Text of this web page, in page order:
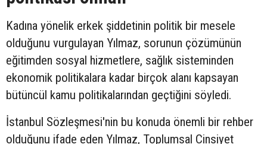
Kadına yönelik erkek şiddetinin politik bir mesele
olduğunu vurgulayan Yılmaz, sorunun çözümünün
eğitimden sosyal hizmetlere, sağlık sisteminden
ekonomik politikalara kadar birçok alanı kapsayan
bütüncül kamu politikalarından geçtiğini söyledi.
İstanbul Sözleşmesi'nin bu konuda önemli bir rehber
olduğunu ifade eden Yılmaz, Toplumsal Cinsiyet